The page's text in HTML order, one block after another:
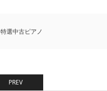
特選中古ピアノ
PREV